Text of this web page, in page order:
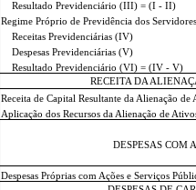
Resultado Previdenciário (III) = (I - II)
Regime Próprio de Previdência dos Servidores
Receitas Previdenciárias (IV)
Despesas Previdenciárias (V)
Resultado Previdenciário (VI) = (IV - V)
RECEITA DA
Receita de Capital Resultante da Alienação de
Aplicação dos Recursos da Alienação de
DESPESAS COM
Despesas Próprias com Ações e Serviços